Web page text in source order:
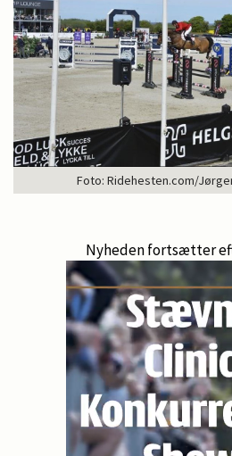
Foto: Ridehesten.com/
Nyheden fortsætter